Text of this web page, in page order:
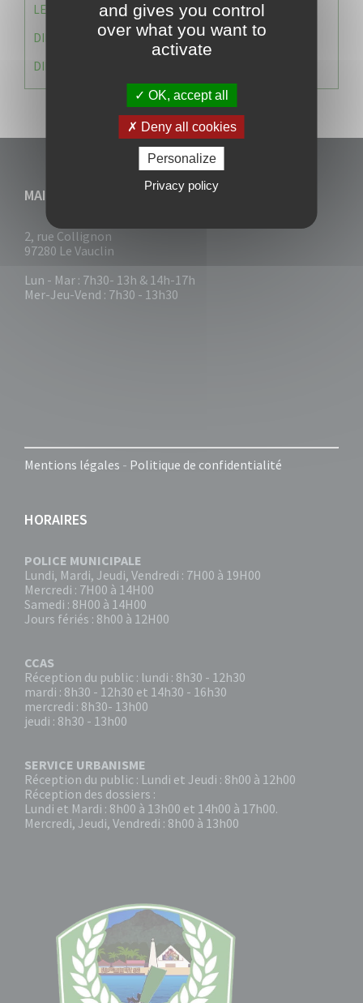
LE CABINET DU MAIRE
DIRECTION DES RESSOURCES ET MOYENS
DIRECTION DU DEVELLOPPEMENT URBAIN DURABL
MAIRIE DU VAUCLIN
2, rue Collignon
97280 Le Vauclin
Lun - Mar : 7h30- 13h & 14h-17h
Mer-Jeu-Vend : 7h30 - 13h30
Mentions légales - Politique de confidentialité
HORAIRES
POLICE MUNICIPALE
Lundi, Mardi, Jeudi, Vendredi : 7H00 à 19H00
Mercredi : 7H00 à 14H00
Samedi : 8H00 à 14H00
Jours fériés : 8h00 à 12H00
CCAS
Réception du public : lundi : 8h30 - 12h30
mardi : 8h30 - 12h30 et 14h30 - 16h30
mercredi : 8h30- 13h00
jeudi : 8h30 - 13h00
SERVICE URBANISME
Réception du public : Lundi et Jeudi : 8h00 à 12h00
Réception des dossiers :
Lundi et Mardi : 8h00 à 13h00 et 14h00 à 17h00.
Mercredi, Jeudi, Vendredi : 8h00 à 13h00
and gives you control
over what you want to
activate
OK, accept all
Deny all cookies
Personalize
Privacy policy